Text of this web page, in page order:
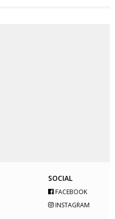
SOCIAL
FACEBOOK
INSTAGRAM